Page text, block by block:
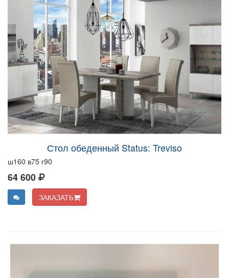
Стол обеденный Status: Treviso
ш160 в75 г90
64 600
ЗАКАЗАТЬ